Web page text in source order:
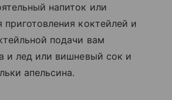
напиток или
приготовления коктейлей и
подачи вам
и лед или вишневый сок и
апельсина.